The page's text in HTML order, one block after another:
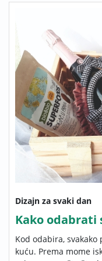
Dizajn za svaki dan
Kako odabrati
Kod odabira,
kuću. Prema mome